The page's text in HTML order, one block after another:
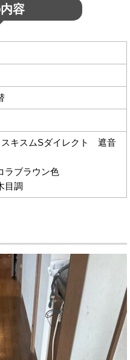
容
キスムSダイレクト 遮音
ブラウン色
目調